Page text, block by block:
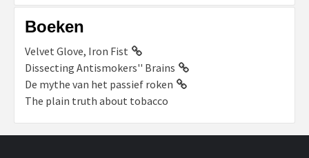
Boeken
Velvet Glove, Iron Fist
Dissecting Antismokers'' Brains
De mythe van het passief roken
The plain truth about tobacco